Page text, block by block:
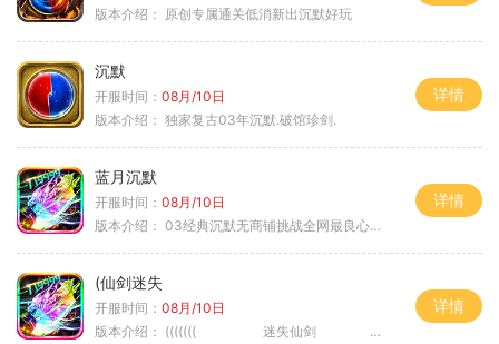
版本介绍： 原创专属通关低消新出沉默好玩
沉默
开服时间： 08月/10日
版本介绍： 独家复古03年沉默.破馆珍剑.
详情
蓝月沉默
开服时间： 08月/10日
版本介绍： 03经典沉默无商铺挑战全网最良心沉默
详情
(仙剑迷失
开服时间： 08月/10日
版本介绍： ((((((( 迷失仙剑 )))))
详情